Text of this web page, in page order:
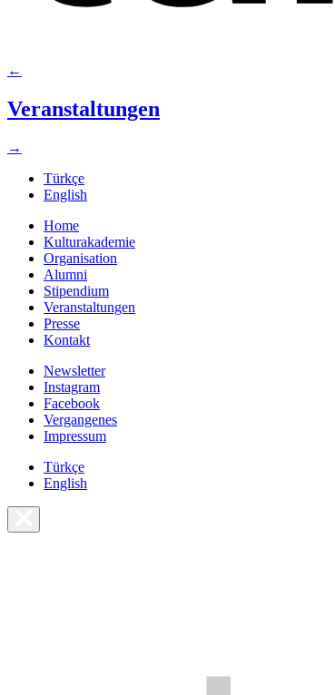
←
Veranstaltungen
→
Türkçe
English
Home
Kulturakademie
Organisation
Alumni
Stipendium
Veranstaltungen
Presse
Kontakt
Newsletter
Instagram
Facebook
Vergangenes
Impressum
Türkçe
English